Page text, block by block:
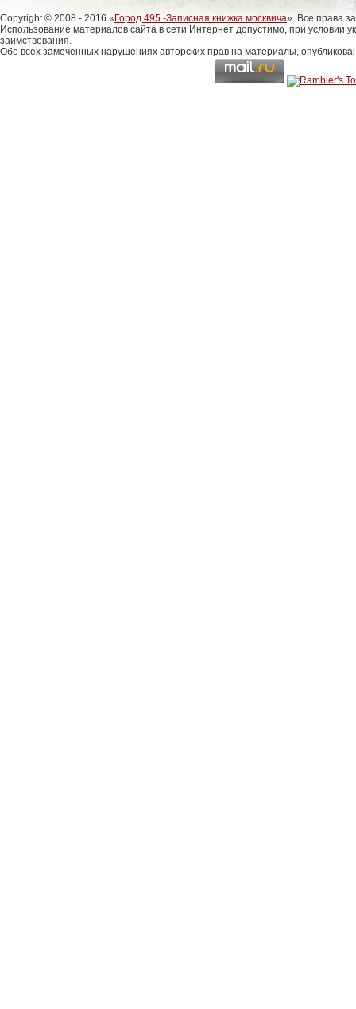
Copyright © 2008 - 2016 « Город 495 -Записная книжка москвича». Все права
Использование материалов сайта в сети Интернет допустимо, при условии
заимствования.
Обо всех замеченных нарушениях авторских прав на материалы,